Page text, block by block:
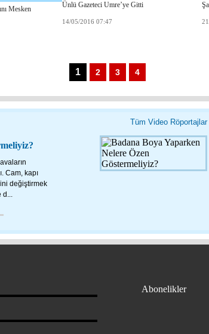
Mesken
Ünlü Gazeteci Umre’ye Gitti
14/05/2016 07:47
1 2 3 4
Tüm Video Röportajlar
Cam, kapı
değiştirmek
d...
Abonelikler